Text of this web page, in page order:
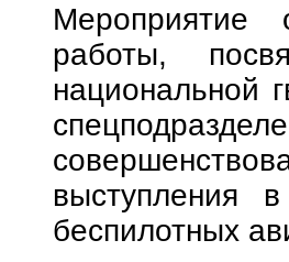
Мероприятие
работы,
национальной
выступления
беспилотных